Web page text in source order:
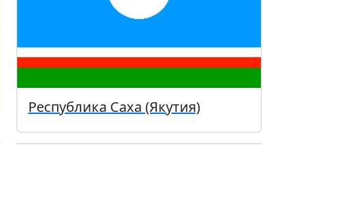
Республика Саха (Якутия)